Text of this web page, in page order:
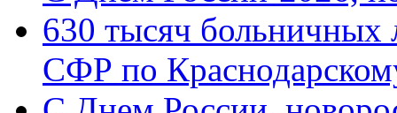
630 тысяч больничных
СФР по